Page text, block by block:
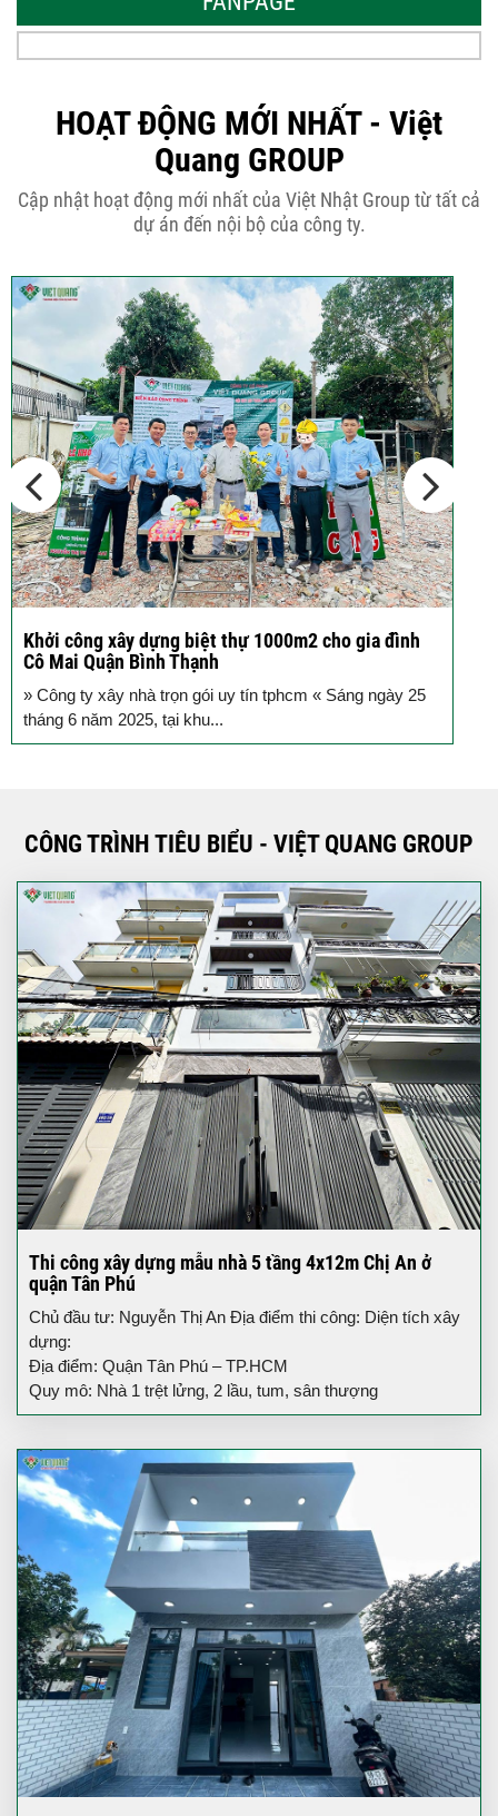
50m2...
Những điều cần biết khi thiết kế nhà
phố 5...
Cập nhật xu thế thiết kế nhà phố 5
tầng...
Các thiết kế nhà phố 2 tầng 110m2
đơn giản,...
HOẠT ĐỘNG MỚI NHẤT - Việt
Quang GROUP
Cập nhật hoạt động mới nhất của Việt Nhật Group từ tất cả
dự án đến nội bộ của công ty.
Khởi công xây dựng biệt thự 1000m2 cho gia đình
Cô Mai Quận Bình Thạnh
» Công ty xây nhà trọn gói uy tín tphcm « Sáng ngày 25
tháng 6 năm 2025, tại khu...
CÔNG TRÌNH TIÊU BIỂU - VIỆT QUANG GROUP
Thi công xây dựng mẫu nhà 5 tầng 4x12m Chị An ở
quận Tân Phú
Chủ đầu tư: Nguyễn Thị An Địa điểm thi công: Diện tích xây
dựng:
Địa điểm: Quận Tân Phú – TP.HCM
Quy mô: Nhà 1 trệt lửng, 2 lầu, tum, sân thượng